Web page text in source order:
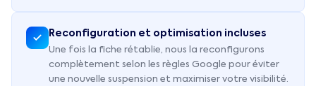
Reconfiguration et optimisation incluses
Une fois la fiche rétablie, nous la reconfigurons
complètement selon les règles Google pour éviter
une nouvelle suspension et maximiser votre visibilité.